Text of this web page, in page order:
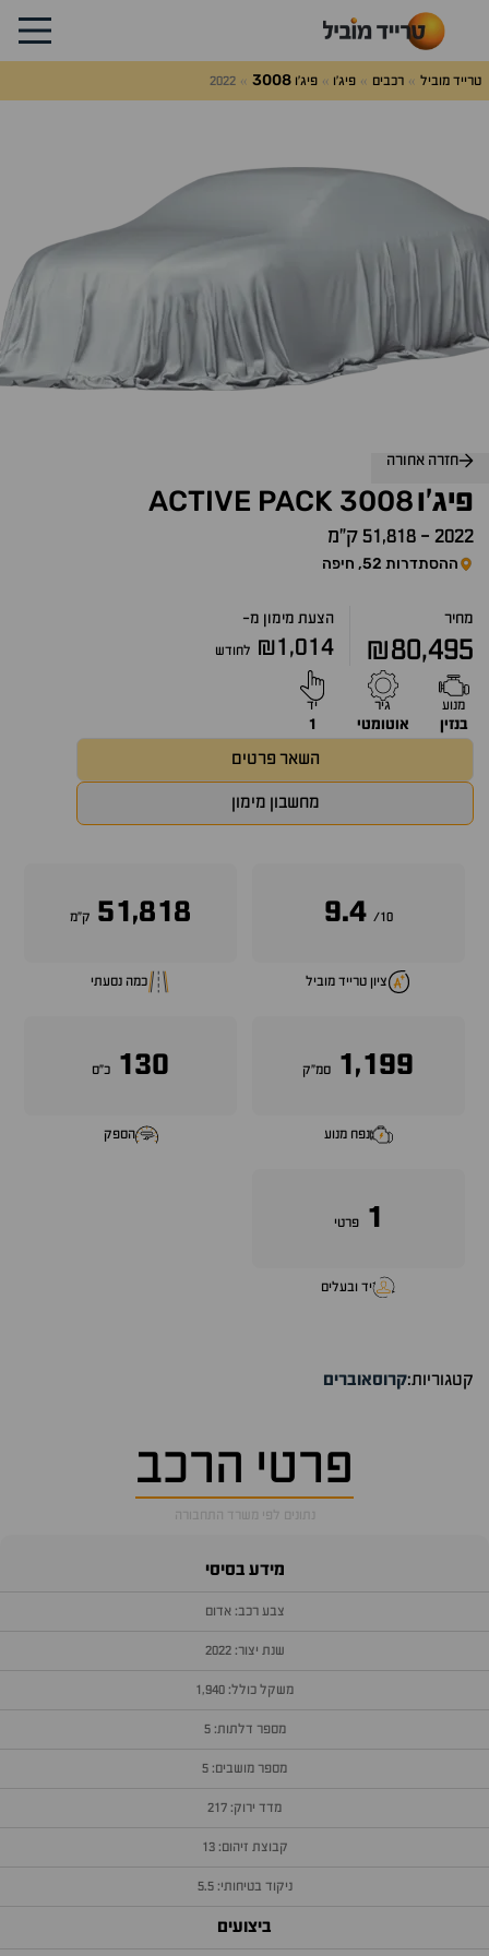
טרייד מוביל רכבים פיג'ו פיג'ו3008
2022
חזרה אחורה
פיג'ו3008
ACTIVE PACK
2022
- 51,818 ק״מ
ההסתדרות 52, חיפה
מחיר
₪80,495
הצעת מימון מ-
₪1,014 לחודש
מנוע
בנזין
גיר
אוטומטי
יד
1
השאר פרטים
מחשבון מימון
10/
9.4
ציון טרייד מוביל
51,818 ק״מ
כמה נסעתי
1,199 סמ״ק
נפח מנוע
130 כ״ס
הספק
1 פרטי
יד ובעלים
קטגוריות:קרוסאוברים
פרטי הרכב
נתונים לפי משרד התחבורה
מידע בסיסי
צבע רכב: אדום
שנת יצור: 2022
משקל כולל: 1,940
מספר דלתות: 5
מספר מושבים: 5
מדד ירוק: 217
קבוצת זיהום: 13
ניקוד בטיחותי: 5.5
ביצועים